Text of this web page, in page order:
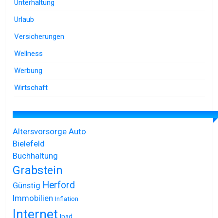
Unterhaltung
Urlaub
Versicherungen
Wellness
Werbung
Wirtschaft
Altersvorsorge Auto
Bielefeld
Buchhaltung
Grabstein
Günstig Herford
Immobilien Inflation
Internet Ipad